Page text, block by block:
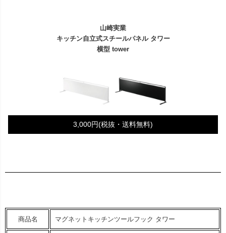
山崎実業
キッチン自立式スチールパネル タワー
横型 tower
3,000円(税抜・送料無料)
商品名 マグネットキッチンツールフック タワー